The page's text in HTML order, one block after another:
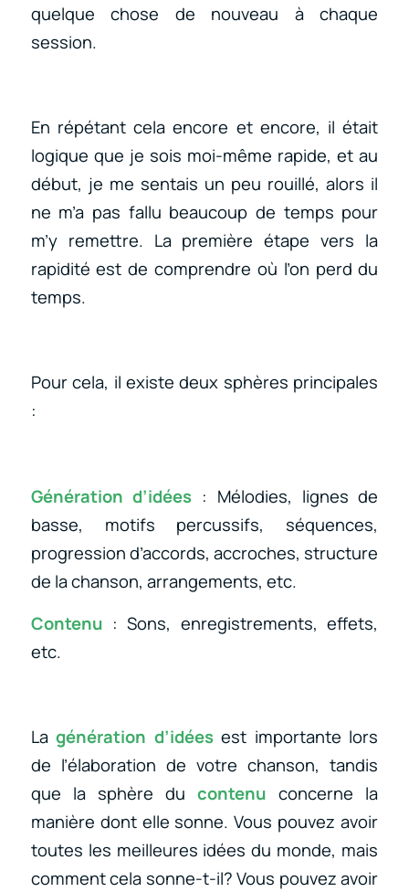
quelque chose de nouveau à chaque
session.
En répétant cela encore et encore, il était
logique que je sois moi-même rapide, et au
début, je me sentais un peu rouillé, alors il
ne m’a pas fallu beaucoup de temps pour
m’y remettre. La première étape vers la
rapidité est de comprendre où l’on perd du
temps.
Pour cela, il existe deux sphères principales
:
Génération d’idées : Mélodies, lignes de
basse, motifs percussifs, séquences,
progression d’accords, accroches, structure
de la chanson, arrangements, etc.
Contenu : Sons, enregistrements, effets,
etc.
Lagénération d’idéesest importante lors
de l’élaboration de votre chanson, tandis
que la sphère ducontenu concerne la
manière dont elle sonne. Vous pouvez avoir
toutes les meilleures idées du monde, mais
comment cela sonne-t-il? Vous pouvez avoir